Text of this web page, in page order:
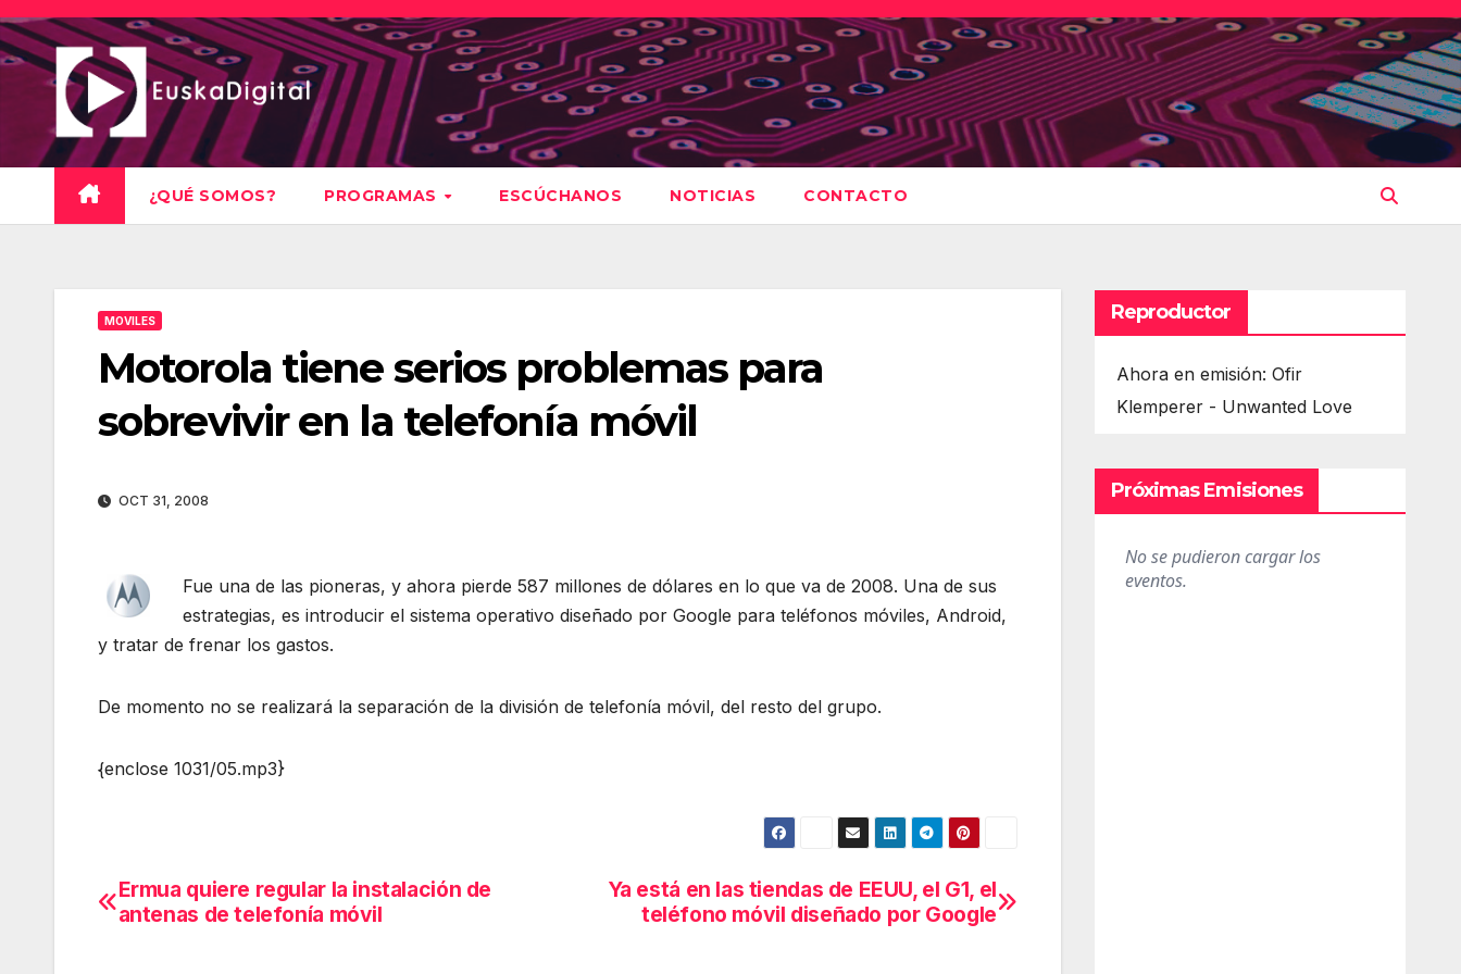
Saltar
al
contenido
¿QUÉ SOMOS? PROGRAMAS ESCÚCHANOS NOTICIAS CONTACTO
MOVILES
Motorola tiene serios problemas para
sobrevivir en la telefonía móvil
OCT 31, 2008
Fue una de las pioneras, y ahora pierde 587 millones de dólares en lo que va de 2008. Una de sus
estrategias, es introducir el sistema operativo diseñado por Google para teléfonos móviles, Android,
y tratar de frenar los gastos.
De momento no se realizará la separación de la división de telefonía móvil, del resto del grupo.
{enclose 1031/05.mp3}
Navegación
Ya está en las tiendas de EEUU, el G1, el
teléfono móvil diseñado por Google
Ermua quiere regular la instalación de
antenas de telefonía móvil
Reproductor
Ahora en emisión: Ofir
Klemperer - Unwanted Love
Próximas Emisiones